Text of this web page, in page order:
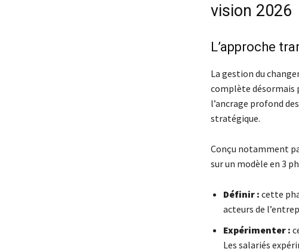
vision 2026
L’approche
La gestion du
complète désormais
l’ancrage profond
stratégique.
Conçu notamment
sur un modèle en 3
Définir : cette
acteurs de
Expérimenter :
Les salariés